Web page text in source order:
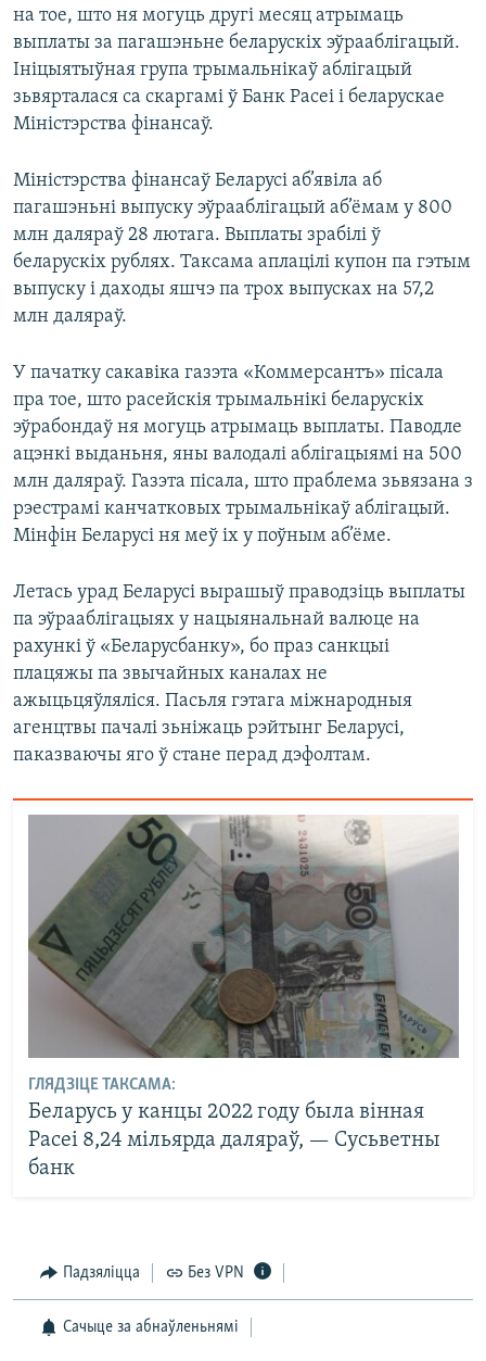
на тое, што ня могуць другі месяц атрымаць
выплаты за пагашэньне беларускіх эўрааблігацый.
Ініцыятыўная група трымальнікаў аблігацый
зьвярталася са скаргамі ў Банк Расеі і беларускае
Міністэрства фінансаў.
Міністэрства фінансаў Беларусі аб’явіла аб
пагашэньні выпуску эўрааблігацый аб’ёмам у 800
млн даляраў 28 лютага. Выплаты зрабілі ў
беларускіх рублях. Таксама аплацілі купон па гэтым
выпуску і даходы яшчэ па трох выпусках на 57,2
млн даляраў.
У пачатку сакавіка газэта «Коммерсантъ» пісала
пра тое, што расейскія трымальнікі беларускіх
эўрабондаў ня могуць атрымаць выплаты. Паводле
ацэнкі выданьня, яны валодалі аблігацыямі на 500
млн даляраў. Газэта пісала, што праблема зьвязана з
рэестрамі канчатковых трымальнікаў аблігацый.
Мінфін Беларусі ня меў іх у поўным аб’ёме.
Летась урад Беларусі вырашыў праводзіць выплаты
па эўрааблігацыях у нацыянальнай валюце на
рахункі ў «Беларусбанку», бо праз санкцыі
плацяжы па звычайных каналах не
ажыцьцяўляліся. Пасьля гэтага міжнародныя
агенцтвы пачалі зьніжаць рэйтынг Беларусі,
паказваючы яго ў стане перад дэфолтам.
ГЛЯДЗІЦЕ ТАКСАМА:
Беларусь у канцы 2022 году была вінная
Расеі 8,24 мільярда даляраў, — Сусьветны
банк
Падзяліцца Без VPN
Сачыце за абнаўленьнямі